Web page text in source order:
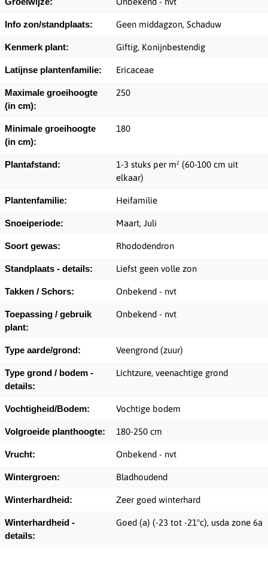
Info zon/standplaats: Geen middagzon, Schaduw
Kenmerk plant: Giftig, Konijnbestendig
Latijnse plantenfamilie: Ericaceae
Maximale groeihoogte
(in cm):
250
Minimale groeihoogte
(in cm):
180
Plantafstand:
1-3 stuks per m² (60-100 cm uit
elkaar)
Plantenfamilie: Heifamilie
Snoeiperiode: Maart, Juli
Soort gewas: Rhododendron
Standplaats - details: Liefst geen volle zon
Takken / Schors: Onbekend - nvt
Toepassing / gebruik
plant:
Onbekend - nvt
Type aarde/grond: Veengrond (zuur)
Type grond / bodem -
details:
Lichtzure, veenachtige grond
Vochtigheid/Bodem: Vochtige bodem
Volgroeide planthoogte: 180-250 cm
Vrucht: Onbekend - nvt
Wintergroen: Bladhoudend
Winterhardheid: Zeer goed winterhard
Winterhardheid -
details:
Goed (a) (-23 tot -21°c), usda zone 6a